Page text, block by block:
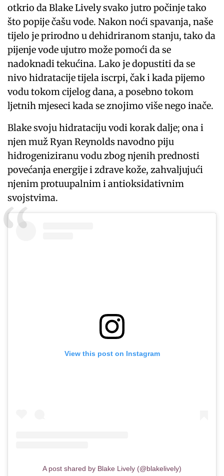
otkrio da Blake Lively svako jutro počinje tako
što popije čašu vode. Nakon noći spavanja, naše
tijelo je prirodno u dehidriranom stanju, tako da
pijenje vode ujutro može pomoći da se
nadoknadi tekućina. Lako je dopustiti da se
nivo hidratacije tijela iscrpi, čak i kada pijemo
vodu tokom cijelog dana, a posebno tokom
ljetnih mjeseci kada se znojimo više nego inače.
Blake svoju hidrataciju vodi korak dalje; ona i
njen muž Ryan Reynolds navodno piju
hidrogeniziranu vodu zbog njenih prednosti
povećanja energije i zdrave kože, zahvaljujući
njenim protuupalnim i antioksidativnim
svojstvima.
View this post on Instagram
A post shared by Blake Lively (@blakelively)